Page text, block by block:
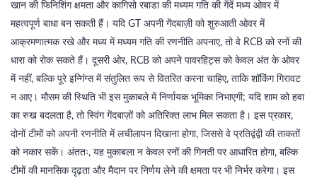
खान की फिनिशिंग क्षमता और कागिसो रबाडा की मध्यम गति की गेंदें मध्य ओवर में
महत्वपूर्ण बाधा बन सकती हैं। यदि GT अपनी गेंदबाज़ी को शुरुआती ओवर में
आक्रमणात्मक रखे और मध्य में मध्यम गति की रणनीति अपनाए, तो वे RCB को रनों की
धारा को रोक सकते हैं। दूसरी ओर, RCB को अपने पावरहिट्स को केवल अंत के ओवर
में नहीं, बल्कि पूरे इन्गिंग्स में संतुलित रूप से वितरित करना चाहिए, ताकि शॉकिंग गिरावट
न आए। मौसम की स्थिति भी इस मुकाबले में निर्णायक भूमिका निभाएगी; यदि शाम को हवा
का रुख बदलता है, तो स्विंग गेंदबाज़ों को अतिरिक्त लाभ मिल सकता है। इस प्रकार,
दोनों टीमों को अपनी रणनीति में लचीलापन दिखाना होगा, जिससे वे प्रतिद्वंद्वी की ताकतों
को नकार सकें। अंततः, यह मुकाबला न केवल रनों की गिनती पर आधारित होगा, बल्कि
टीमों की मानसिक दृढ़ता और मैदान पर निर्णय लेने की क्षमता पर भी निर्भर करेगा। इस